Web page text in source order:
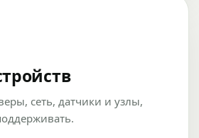
сеть, датчики и узлы,